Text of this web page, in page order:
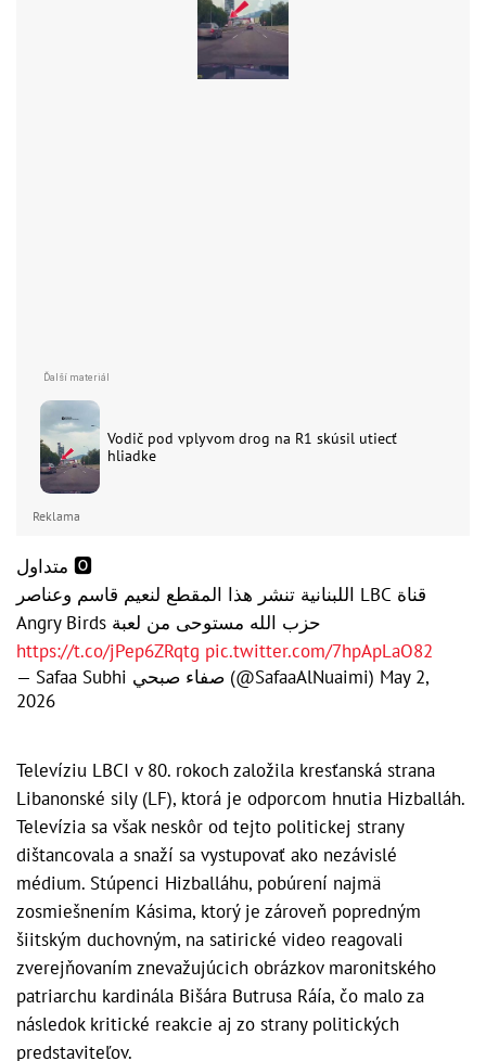
Vodič pod vplyvom drog na R1 skúsil utiecť
hliadke
Reklama
🅾️ متداول
قناة LBC اللبنانية تنشر هذا المقطع لنعيم قاسم وعناصر
حزب الله مستوحى من لعبة Angry Birds
https://t.co/jPep6ZRqtg pic.twitter.com/7hpApLaO82
— Safaa Subhi صفاء صبحي (@SafaaAlNuaimi) May 2,
2026
Televíziu LBCI v 80. rokoch založila kresťanská strana
Libanonské sily (LF), ktorá je odporcom hnutia Hizballáh.
Televízia sa však neskôr od tejto politickej strany
dištancovala a snaží sa vystupovať ako nezávislé
médium. Stúpenci Hizballáhu, pobúrení najmä
zosmiešnením Kásima, ktorý je zároveň popredným
šiitským duchovným, na satirické video reagovali
zverejňovaním znevažujúcich obrázkov maronitského
patriarchu kardinála Bišára Butrusa Ráía, čo malo za
následok kritické reakcie aj zo strany politických
predstaviteľov.